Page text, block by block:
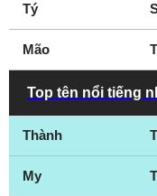
Tý
Mão
Top tên nổi tiếng
Thành
My